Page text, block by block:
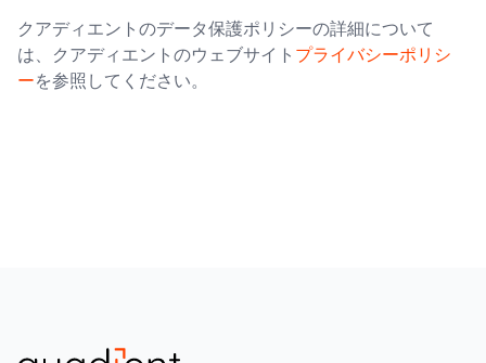
クアディエントのデータ保護ポリシーの詳細について
は、クアディエントのウェブサイト プライバシーポリシ
ーを参照してください。